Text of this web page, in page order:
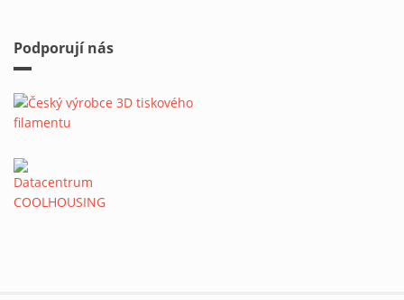
Podporují nás